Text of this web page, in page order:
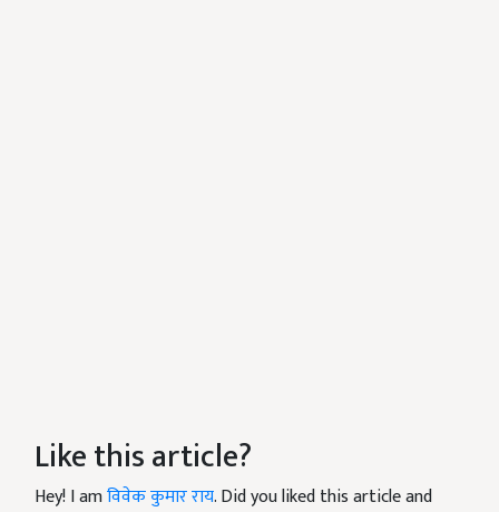
Like this article?
Hey! I amविवेक कुमार राय. Did you liked this article and